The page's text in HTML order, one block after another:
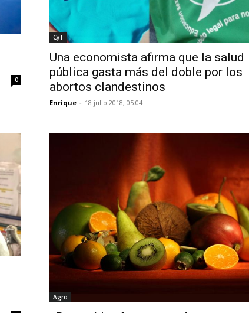
0
CyT
Una economista afirma que la salud
pública gasta más del doble por los
abortos clandestinos
Enrique - 18 julio 2018, 05:04
Agro